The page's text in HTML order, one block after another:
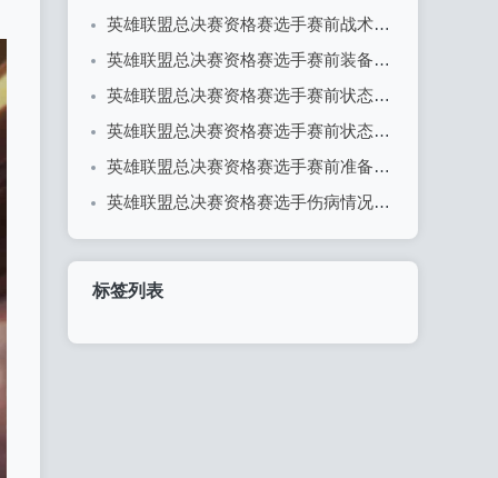
英雄联盟总决赛资格赛选手赛前战术理解概述
英雄联盟总决赛资格赛选手赛前装备检查全解析
英雄联盟总决赛资格赛选手赛前状态调整全攻略
英雄联盟总决赛资格赛选手赛前状态评估
英雄联盟总决赛资格赛选手赛前准备流程详解
英雄联盟总决赛资格赛选手伤病情况更新：战队备战面临挑战
标签列表